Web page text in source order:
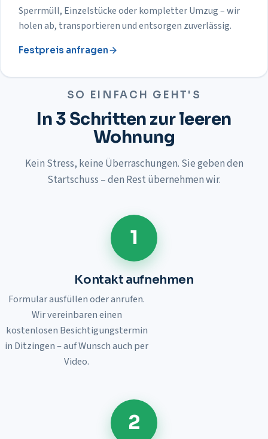
Sperrmüll, Einzelstücke oder kompletter Umzug – wir
holen ab, transportieren und entsorgen zuverlässig.
Festpreis anfragen
SO EINFACH GEHT'S
In 3 Schritten zur leeren
Wohnung
Kein Stress, keine Überraschungen. Sie geben den
Startschuss – den Rest übernehmen wir.
1
Kontakt aufnehmen
Formular ausfüllen oder anrufen.
Wir vereinbaren einen
kostenlosen Besichtigungstermin
in Ditzingen– auf Wunsch auch per
Video.
2